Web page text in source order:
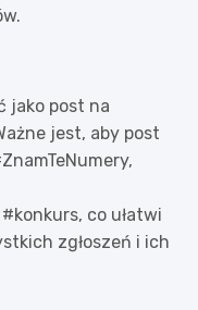
jako post na
jest, aby post
co ułatwi
zgłoszeń i ich